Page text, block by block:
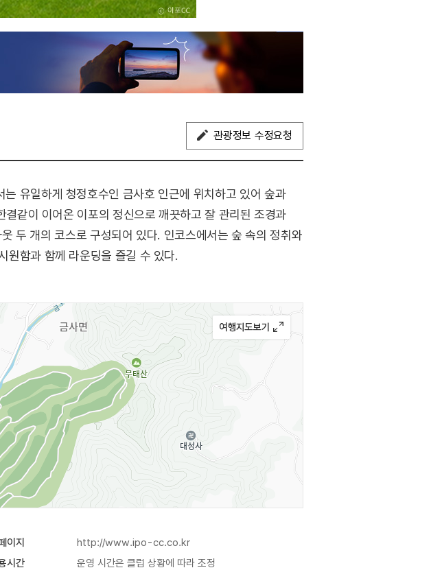
관광정보 수정요청
유일하게 청정호수인 금사호 인근에 위치하고 있어 숲과
같이 이어온 이포의 정신으로 깨끗하고 잘 관리된 조경과
두 개의 코스로 구성되어 있다. 인코스에서는 숲 속의 정취와
원함과 함께 라운딩을 즐길 수 있다.
이지
http://www.ipo-cc.co.kr
시간
운영 시간은 클럽 상황에 따라 조정